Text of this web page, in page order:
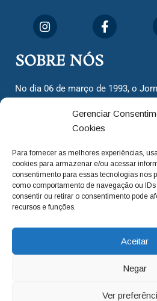
Gerenciar
Cookies
Para fornecer as melhores experiências,
cookies para armazenar e/ou acessar
consentimento para essas tecnologias nos
como comportamento de navegação ou
consentir ou retirar o consentimento pode
recursos e funções.
Aceitar
Negar
Ver
SOBRE NÓS
No dia 06 de março de 1993, o
cidadãos valinhenses, já que
dois jornais. Há mais de 30 anos,
com o foco de trazer as melhores
deixamos de lado as
questionando os órgãos públicos
para a cidade e sempre cobrando
adm@jtv.com.br